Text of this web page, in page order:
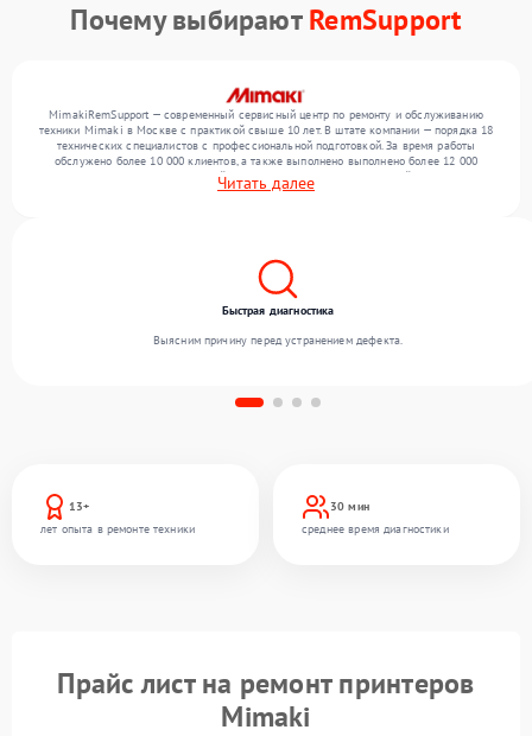
Почему выбираютRemSupport
MimakiRemSupport — современный сервисный центр по ремонту и обслуживанию
техники Mimaki в Москве с практикой свыше 10 лет. В штате компании — порядка 18
технических специалистов с профессиональной подготовкой. За время работы
обслужено более 10 000 клиентов, а также выполнено выполнено более 12 000
ремонтов. Ежемесячно в сервисный центр поступает более 300 устройств, включая , , .
Мы беремся за задачи любой сложности и гарантируем высокое качество
Читать далее
13+
лет опыта в ремонте техники
30 мин
среднее время диагностики
Быстрая диагностика
Выясним причину перед устранением дефекта.
Прайс лист на ремонт принтеров
Mimaki